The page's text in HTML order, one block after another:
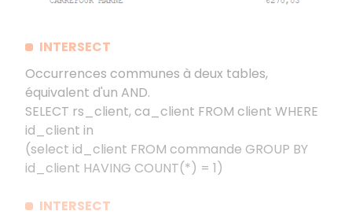
INTERSECT
Occurrences communes à deux tables,
équivalent d'un AND.
SELECT rs_client, ca_client FROM client WHERE
id_client in
(select id_client FROM commande GROUP BY
id_client HAVING COUNT(*) = 1)
INTERSECT